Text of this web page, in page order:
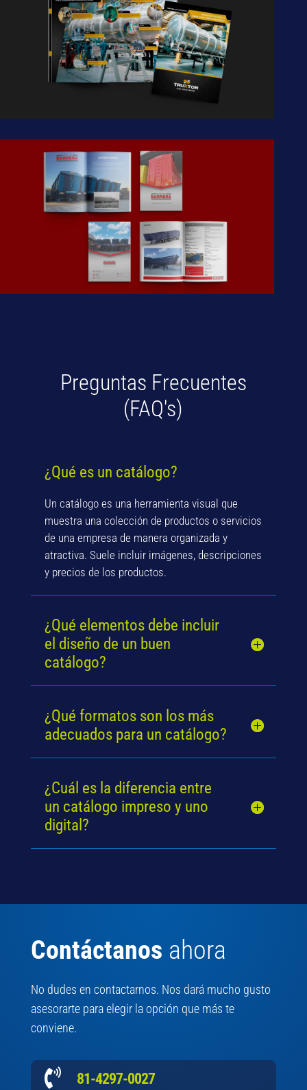
Preguntas Frecuentes
(FAQ's)
¿Qué es un catálogo?
Un catálogo es una herramienta visual que
muestra una colección de productos o servicios
de una empresa de manera organizada y
atractiva. Suele incluir imágenes, descripciones
y precios de los productos.
¿Qué elementos debe incluir
el diseño de un buen
catálogo?
¿Qué formatos son los más
adecuados para un catálogo?
¿Cuál es la diferencia entre
un catálogo impreso y uno
digital?
Contáctanos ahora
No dudes en contactarnos. Nos dará mucho gusto
asesorarte para elegir la opción que más te
conviene.
 81-4297-0027